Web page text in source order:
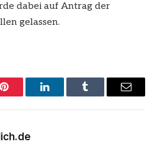
dabei auf Antrag der
gelassen.
Pinterest LinkedInTumblr Email